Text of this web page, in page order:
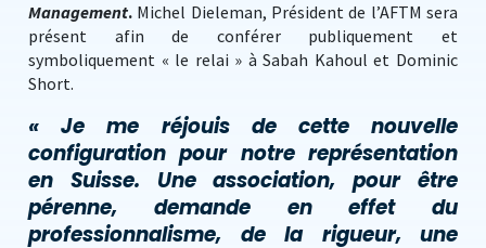
Management. Michel Dieleman, Président de l’AFTM sera
présent afin de conférer publiquement et
symboliquement « le relai » à Sabah Kahoul et Dominic
Short.
« Je me réjouis de cette nouvelle
configuration pour notre représentation
en Suisse. Une association, pour être
pérenne, demande en effet du
professionnalisme, de la rigueur, une